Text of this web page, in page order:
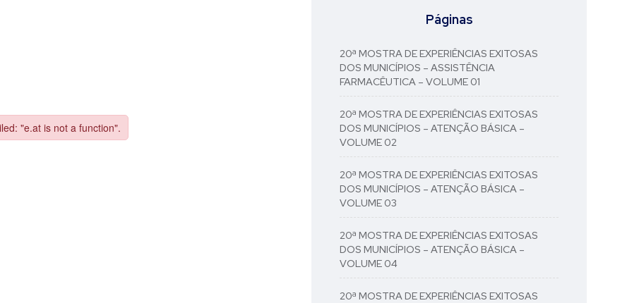
Páginas
20ª MOSTRA DE EXPERIÊNCIAS EXITOSAS
DOS MUNICÍPIOS – ASSISTÊNCIA
FARMACÊUTICA – VOLUME 01
20ª MOSTRA DE EXPERIÊNCIAS EXITOSAS
DOS MUNICÍPIOS – ATENÇÃO BÁSICA –
VOLUME 02
20ª MOSTRA DE EXPERIÊNCIAS EXITOSAS
DOS MUNICÍPIOS – ATENÇÃO BÁSICA –
VOLUME 03
20ª MOSTRA DE EXPERIÊNCIAS EXITOSAS
DOS MUNICÍPIOS – ATENÇÃO BÁSICA –
VOLUME 04
20ª MOSTRA DE EXPERIÊNCIAS EXITOSAS